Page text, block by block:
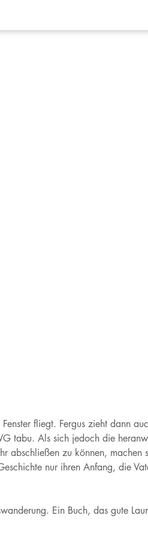
fliegt. Fergus zieht dann
tabu. Als sich jedoch die
abschließen zu können,
nur ihren Anfang, die
Ein Buch, das gute